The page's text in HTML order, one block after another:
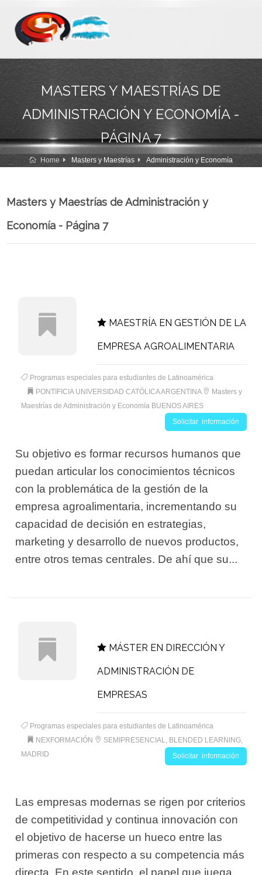
MASTERS Y MAESTRÍAS DE
ADMINISTRACIÓN Y ECONOMÍA -
PÁGINA 7
Home Masters y Maestrías Administración y Economía
Masters y Maestrías de Administración y
Economía - Página 7
MAESTRÍA EN GESTIÓN DE LA
EMPRESA AGROALIMENTARIA
Programas especiales para estudiantes de Latinoamérica
PONTIFICIA UNIVERSIDAD CATÓLICA ARGENTINA
Masters y
Maestrías de Administración y Economía BUENOS AIRES
Solicitar información
Su objetivo es formar recursos humanos que
puedan articular los conocimientos técnicos
con la problemática de la gestión de la
empresa agroalimentaria, incrementando su
capacidad de decisión en estrategias,
marketing y desarrollo de nuevos productos,
entre otros temas centrales. De ahí que su...
MÁSTER EN DIRECCIÓN Y
ADMINISTRACIÓN DE
EMPRESAS
Programas especiales para estudiantes de Latinoamérica
NEXFORMACIÓN
SEMIPRESENCIAL, BLENDED LEARNING,
MADRID
Solicitar información
Las empresas modernas se rigen por criterios
de competitividad y continua innovación con
el objetivo de hacerse un hueco entre las
primeras con respecto a su competencia más